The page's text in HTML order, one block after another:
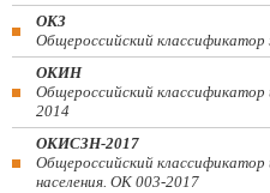
ОКЗ
Общероссийский
ОКИН
Общероссийский
2014
ОКИСЗН-2017
Общероссийский
населения. ОК 003-2017